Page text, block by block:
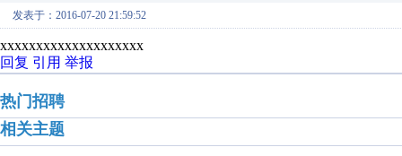
发表于：2016-07-20 21:59:52
xxxxxxxxxxxxxxxxxxxx
回复 引用 举报
热门招聘
相关主题